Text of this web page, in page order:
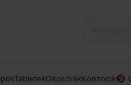
TabletekOkosórákKonzolok